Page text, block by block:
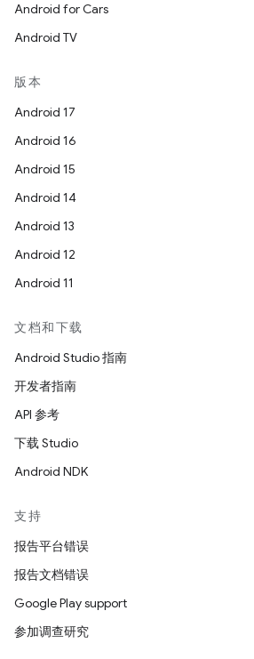
Android for Cars
Android TV
版本
Android 17
Android 16
Android 15
Android 14
Android 13
Android 12
Android 11
文档和下载
Android Studio 指南
开发者指南
API 参考
下载 Studio
Android NDK
支持
报告平台错误
报告文档错误
Google Play support
参加调查研究